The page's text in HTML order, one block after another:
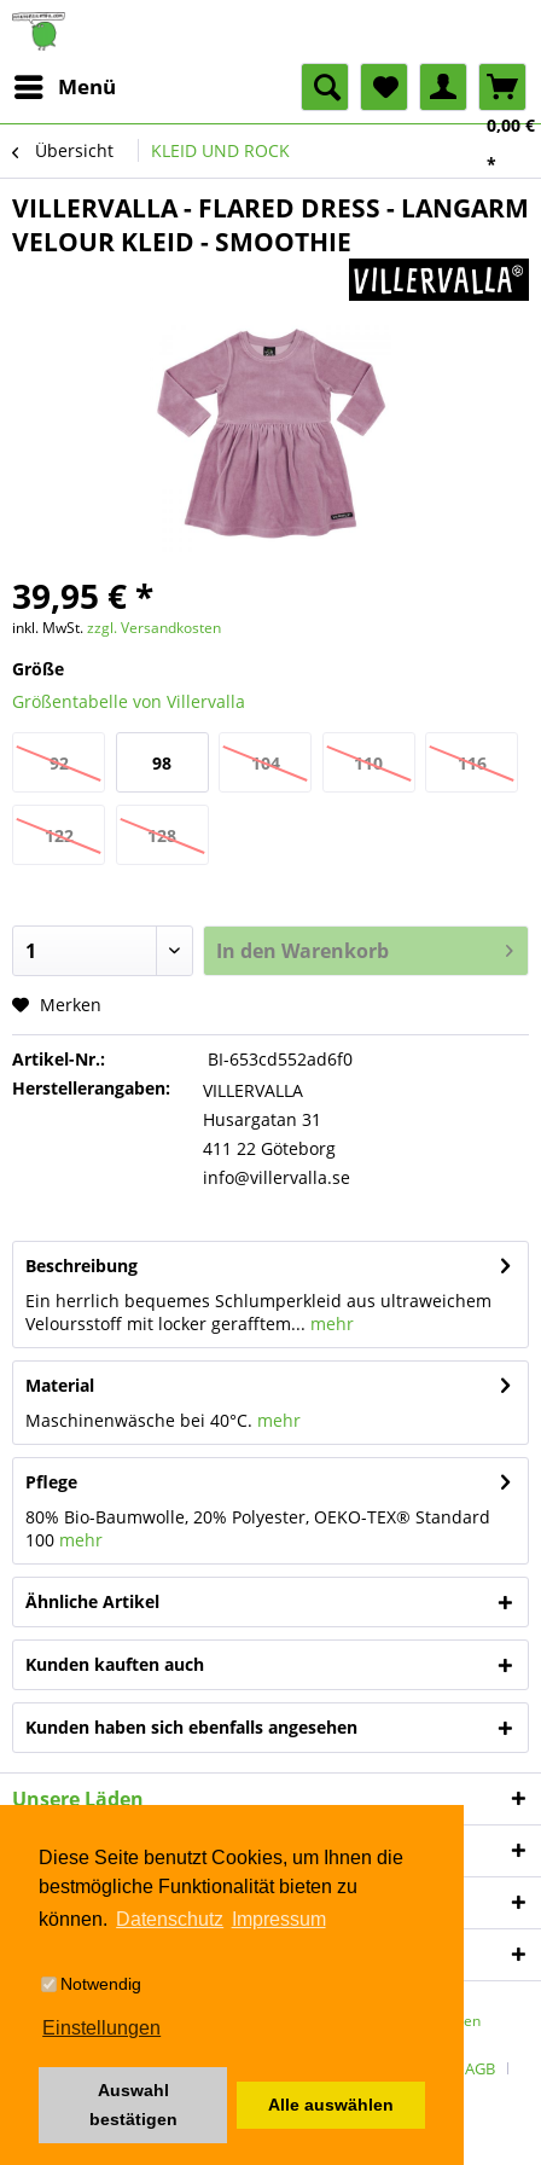
Diese Seite benutzt Cookies, um Ihnen die
bestmögliche Funktionalität bieten zu
können. Datenschutz Impressum
Notwendig
Einstellungen
Auswahl
bestätigen
Alle auswählen
Menü
0,00 €
*
Übersicht KLEID UND ROCK
VILLERVALLA - FLARED DRESS - LANGARM
VELOUR KLEID - SMOOTHIE
39,95 € *
inkl. MwSt.zzgl. Versandkosten
Größe
Größentabelle von Villervalla
92 98 104 110 116
122 128
In den Warenkorb
Merken
Artikel-Nr.:
BI-653cd552ad6f0
Herstellerangaben:
VILLERVALLA
Husargatan 31
411 22 Göteborg
info@villervalla.se
Beschreibung
Ein herrlich bequemes Schlumperkleid aus ultraweichem
Veloursstoff mit locker gerafftem... mehr
Material
Maschinenwäsche bei 40°C. mehr
Pflege
80% Bio-Baumwolle, 20% Polyester, OEKO-TEX® Standard
100 mehr
Ähnliche Artikel
Kunden kauften auch
Kunden haben sich ebenfalls angesehen
Unsere Läden
Shop Service
Informationen
* Alle Preise inkl. gesetzl. Mehrwertsteuer zzgl. Versandkosten
ÜBER UNS Kontakt Datenschutz
AGB
Impressum